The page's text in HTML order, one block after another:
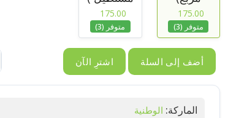
175.00
متوفر (3)
175.00
متوفر (3)
أضف إلى السلة اشترِ الآن
الماركة: الوطنية